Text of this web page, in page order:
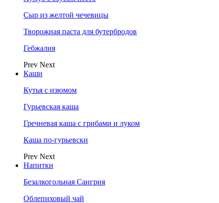
Сыр из желтой чечевицы
Творожная паста для бутербродов
Гебжалия
Prev Next
Каши
Кутья с изюмом
Гурьевская каша
Гречневая каша с грибами и луком
Каша по-гурьевски
Prev Next
Напитки
Безалкогольная Сангрия
Облепиховый чай